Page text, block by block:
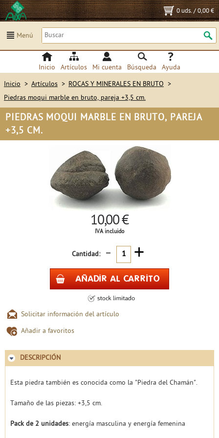
0 uds./0,00 €
Menú
Inicio Artículos Mi cuenta Búsqueda Ayuda
Inicio > Artículos > ROCAS Y MINERALES EN BRUTO >
Piedras moqui marble en bruto, pareja +3,5 cm.
PIEDRAS MOQUI MARBLE EN BRUTO, PAREJA
+3,5 CM.
10,00 €
IVA incluido
Cantidad: - +
Solicitar información del artículo
Añadir a favoritos
DESCRIPCIÓN
Esta piedra también es conocida como la "Piedra del Chamán".
Tamaño de las piezas: +3,5 cm.
Pack de 2 unidades: energía masculina y energía femenina